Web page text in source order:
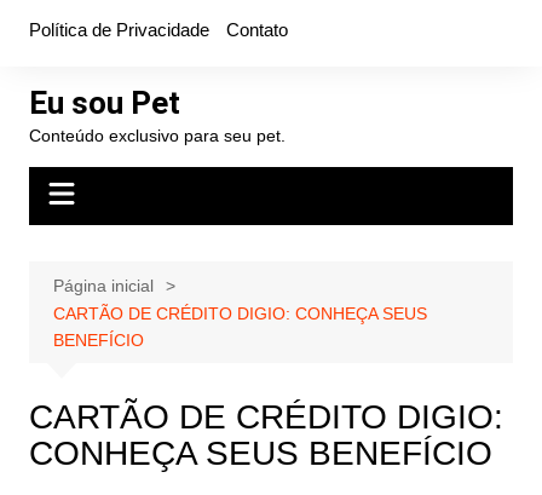
conteúdo
Política de Privacidade Contato
Eu sou Pet
Conteúdo exclusivo para seu pet.
Página inicial
CARTÃO DE CRÉDITO DIGIO: CONHEÇA SEUS
BENEFÍCIO
CARTÃO DE CRÉDITO DIGIO:
CONHEÇA SEUS BENEFÍCIO